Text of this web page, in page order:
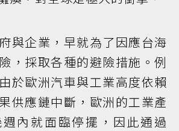
與企業，早就為了因應台海
，採取各種的避險措施。例
於歐洲汽車與工業高度依賴
供應鏈中斷，歐洲的工業產
內就面臨停擺，因此通過